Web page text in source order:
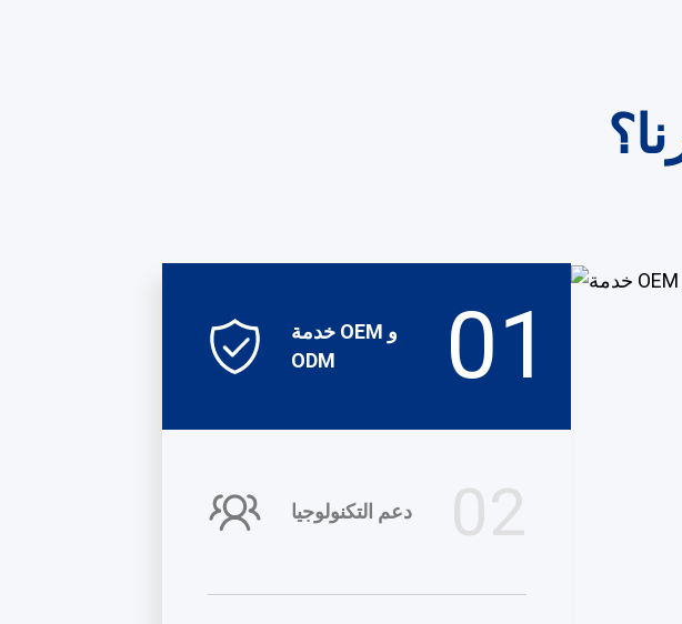
خدمة OEM و
ODM
01
دعم التكنولوجيا 02